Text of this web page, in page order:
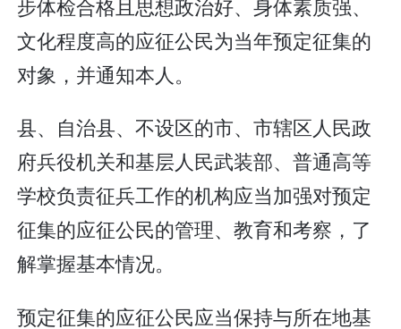
步体检合格且思想政治好、身体素质强、
文化程度高的应征公民为当年预定征集的
对象，并通知本人。
县、自治县、不设区的市、市辖区人民政
府兵役机关和基层人民武装部、普通高等
学校负责征兵工作的机构应当加强对预定
征集的应征公民的管理、教育和考察，了
解掌握基本情况。
预定征集的应征公民应当保持与所在地基